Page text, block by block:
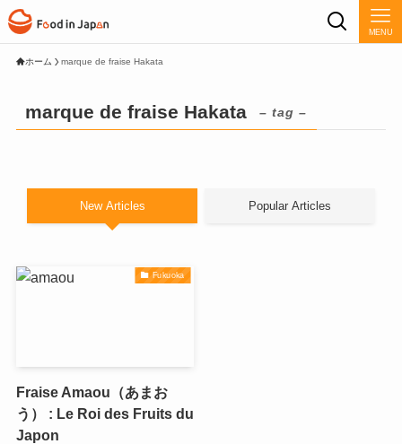
MENU
ホーム marque de fraise Hakata
marque de fraise Hakata – tag –
New Articles Popular Articles
Fukuoka
Fraise Amaou（あまお
う） : Le Roi des Fruits du
Japon